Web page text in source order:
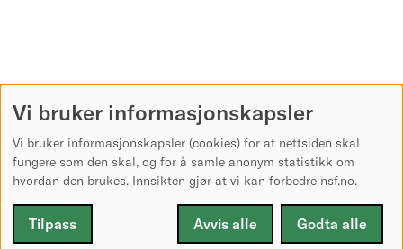
Vi bruker informasjonskapsler
Vi bruker informasjonskapsler (cookies) for at nettsiden skal
fungere som den skal, og for å samle anonym statistikk om
hvordan den brukes. Innsikten gjør at vi kan forbedre nsf.no.
Tilpass Avvis alle Godta alle